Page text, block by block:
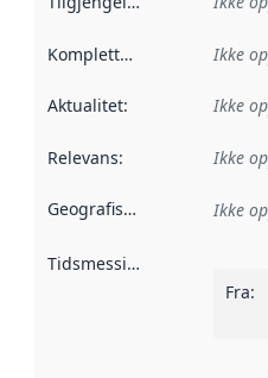
Kompletthet Ikke
Aktualitet: Ikke
Relevans: Ikke
Geografisk avgrensning :
Ikke
Tidsmessig avgrensning
Fra: